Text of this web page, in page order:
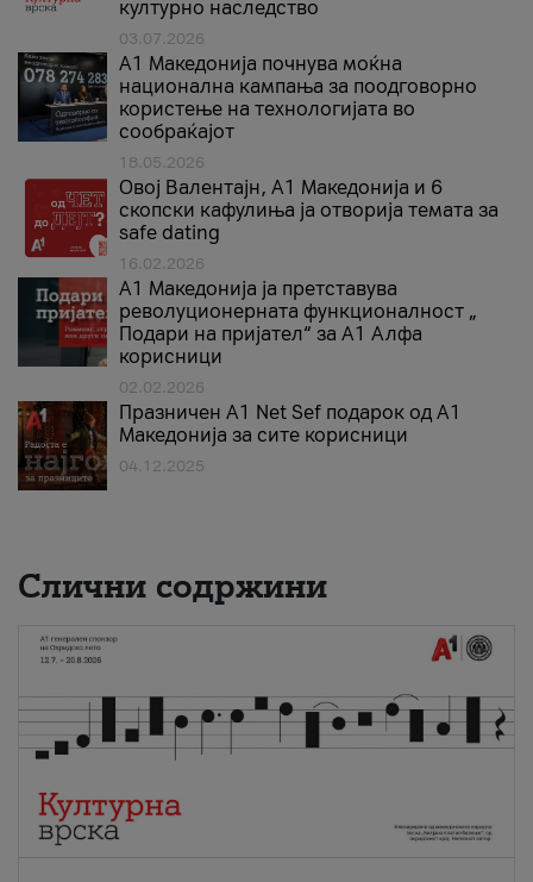
културно наследство
03.07.2026
A1 Македонија почнува моќна
национална кампања за поодговорно
користење на технологијата во
сообраќајот
18.05.2026
Овој Валентајн, A1 Македонија и 6
скопски кафулиња ја отворија темата за
safe dating
16.02.2026
А1 Македонија ја претставува
револуционерната функционалност „
Подари на пријател“ за А1 Алфа
корисници
02.02.2026
Празничен A1 Net Sеf подарок од А1
Македонија за сите корисници
04.12.2025
Слични содржини